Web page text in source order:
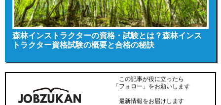
森林インストラクターの資格・試験とは？森林インス
トラクター資格試験の概要と合格の秘訣
この記事が役に立ったら
「フォロー」をお願いします
最新情報をお届けします